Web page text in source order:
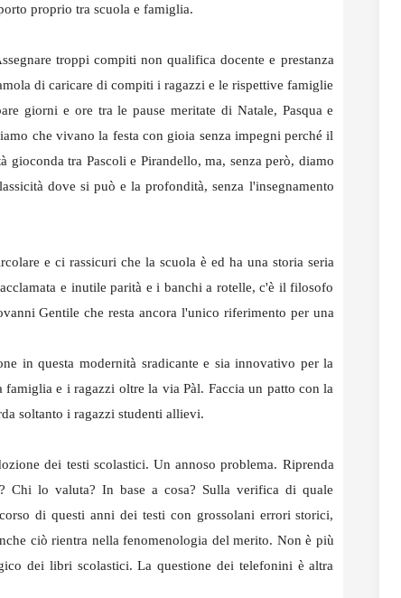
proprio tra scuola e famiglia.
troppi compiti non qualifica docente e prestanza
di caricare di compiti i ragazzi e le rispettive famiglie
giorni e ore tra le pause meritate di Natale, Pasqua e
che vivano la festa con gioia senza impegni perché il
gioconda tra Pascoli e Pirandello, ma, senza però, diamo
dove si può e la profondità, senza l'insegnamento
e ci rassicuri che la scuola è ed ha una storia seria
e inutile parità e i banchi a rotelle, c'è il filosofo
Gentile che resta ancora l'unico riferimento per una
in questa modernità sradicante e sia innovativo per la
e i ragazzi oltre la via Pàl. Faccia un patto con la
soltanto i ragazzi studenti allievi.
dei testi scolastici. Un annoso problema. Riprenda
Chi lo valuta? In base a cosa? Sulla verifica di quale
di questi anni dei testi con grossolani errori storici,
ciò rientra nella fenomenologia del merito. Non è più
dei libri scolastici. La questione dei telefonini è altra